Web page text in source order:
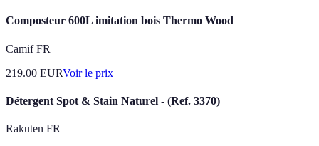
Composteur 600L imitation bois Thermo Wood
Camif FR
219.00 EURVoir le prix
Détergent Spot & Stain Naturel - (Ref. 3370)
Rakuten FR